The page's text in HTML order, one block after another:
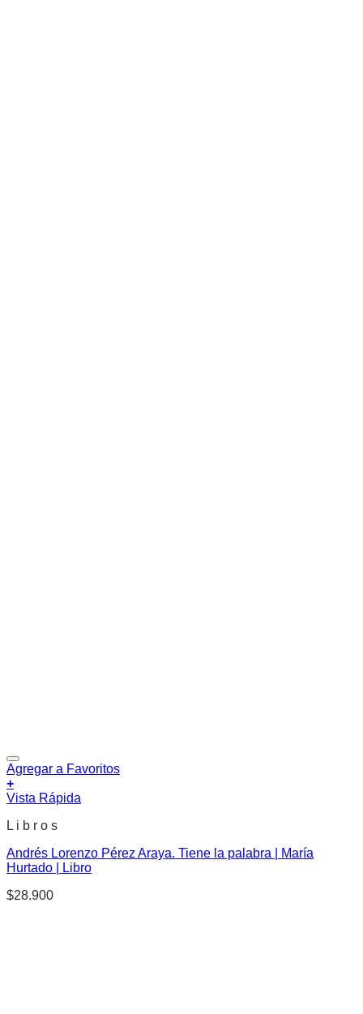
Agregar a Favoritos
+
Vista Rápida
L i b r o s
Andrés Lorenzo Pérez Araya. Tiene la palabra | María
Hurtado | Libro
$28.900